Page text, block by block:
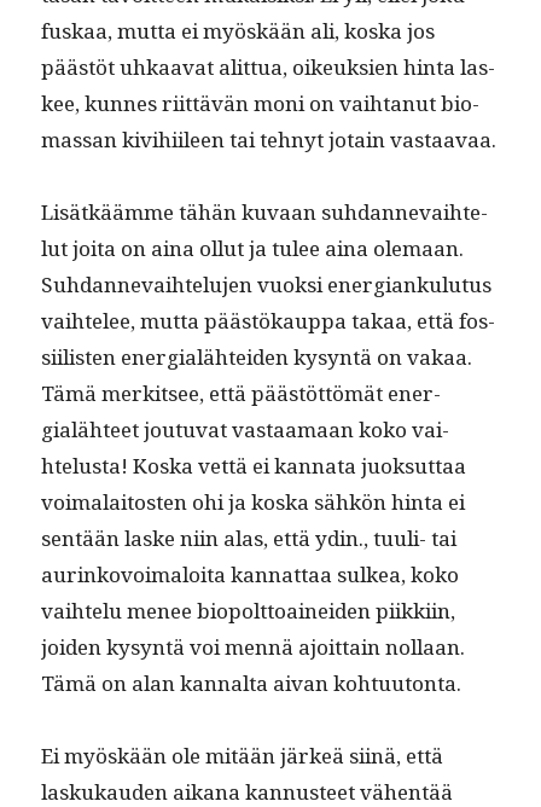
fuskaa, mut­ta ei myöskään ali, kos­ka jos
päästöt uhkaa­vat alit­tua, oikeuk­sien hin­ta las­
kee, kunnes riit­tävän moni on vai­h­tanut bio­
mas­san kivi­hi­ileen tai tehnyt jotain vastaavaa.
Lisätkäämme tähän kuvaan suh­dan­nevai­hte­
lut joi­ta on aina ollut ja tulee aina ole­maan.
Suh­dan­nevai­htelu­jen vuok­si ener­gianku­lu­tus
vai­htelee, mut­ta päästökaup­pa takaa, että fos­
si­ilis­ten ener­gialähtei­den kysyn­tä on vakaa.
Tämä merk­it­see, että päästöt­tömät ener­
gialäh­teet joutu­vat vas­taa­maan koko vai­
htelus­ta! Kos­ka vet­tä ei kan­na­ta juok­sut­taa
voimalaitosten ohi ja kos­ka sähkön hin­ta ei
sen­tään laske niin alas, että ydin., tuuli- tai
aurinkovoimaloi­ta kan­nat­taa sulkea, koko
vai­htelu menee biopolt­toainei­den piikki­in,
joiden kysyn­tä voi men­nä ajoit­tain nol­laan.
Tämä on alan kannal­ta aivan kohtuutonta.
Ei myöskään ole mitään järkeä siinä, että
laskukau­den aikana kan­nus­teet vähen­tää